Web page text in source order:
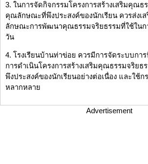
3. ในการจัดกิจกรรมโครงการสร้างเสริมคุณธ
คุณลักษณะที่พึงประสงค์ของนักเรียน ควรส่งเ
ลักษณะการพัฒนาคุณธรรมจริยธรรมที่ใช้ในก
วัน
4. โรงเรียนบ้านท่าข่อย ควรมีการจัดระบบกา
การดำเนินโครงการสร้างเสริมคุณธรรมจริย
พึงประสงค์ของนักเรียนอย่างต่อเนื่อง และใช้ก
หลากหลาย
Advertisement